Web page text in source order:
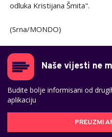
odluka Kristijana Šmita".
(Srna/MONDO)
Naše vijesti ne
Budite bolje informisani od
aplikaciju
PREUZMI